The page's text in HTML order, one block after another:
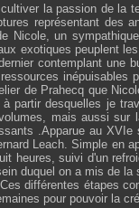
la passion de la
représentant des
Nicole, un
exotiques peuplent
contemplant une
inépuisables
de Prahecq que
partir desquelles je
mais aussi
.Apparue au
Leach. Simple en
heures, suivi d'un
duquel on a mis de
différentes étapes
pour pouvoir la